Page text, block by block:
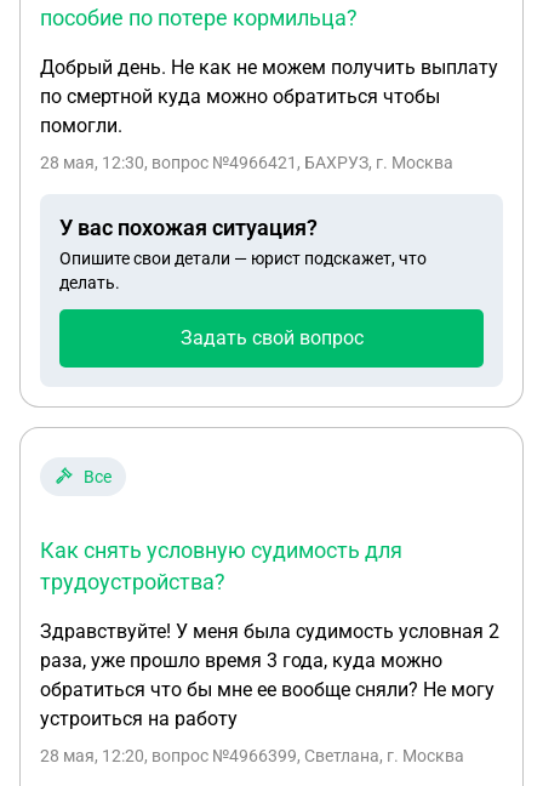
пособие по потере кормильца?
Добрый день. Не как не можем получить выплату
по смертной куда можно обратиться чтобы
помогли.
28 мая, 12:30, вопрос №4966421, БАХРУЗ, г. Москва
У вас похожая ситуация?
Опишите свои детали — юрист подскажет, что
делать.
Задать свой вопрос
Все
Как снять условную судимость для
трудоустройства?
Здравствуйте! У меня была судимость условная 2
раза, уже прошло время 3 года, куда можно
обратиться что бы мне ее вообще сняли? Не могу
устроиться на работу
28 мая, 12:20, вопрос №4966399, Светлана, г. Москва